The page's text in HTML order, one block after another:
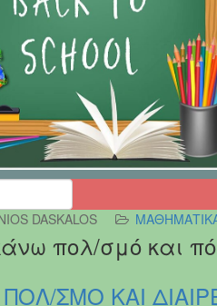
DASKALOS
πολ/σμό και
ΣΜΟ ΚΑΙ